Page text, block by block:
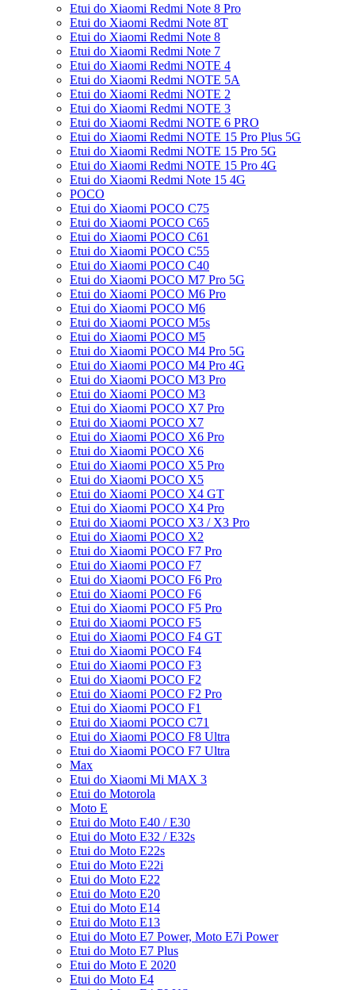
Etui do Xiaomi Redmi Note 8 Pro
Etui do Xiaomi Redmi Note 8T
Etui do Xiaomi Redmi Note 8
Etui do Xiaomi Redmi Note 7
Etui do Xiaomi Redmi NOTE 4
Etui do Xiaomi Redmi NOTE 5A
Etui do Xiaomi Redmi NOTE 2
Etui do Xiaomi Redmi NOTE 3
Etui do Xiaomi Redmi NOTE 6 PRO
Etui do Xiaomi Redmi NOTE 15 Pro Plus 5G
Etui do Xiaomi Redmi NOTE 15 Pro 5G
Etui do Xiaomi Redmi NOTE 15 Pro 4G
Etui do Xiaomi Redmi Note 15 4G
POCO
Etui do Xiaomi POCO C75
Etui do Xiaomi POCO C65
Etui do Xiaomi POCO C61
Etui do Xiaomi POCO C55
Etui do Xiaomi POCO C40
Etui do Xiaomi POCO M7 Pro 5G
Etui do Xiaomi POCO M6 Pro
Etui do Xiaomi POCO M6
Etui do Xiaomi POCO M5s
Etui do Xiaomi POCO M5
Etui do Xiaomi POCO M4 Pro 5G
Etui do Xiaomi POCO M4 Pro 4G
Etui do Xiaomi POCO M3 Pro
Etui do Xiaomi POCO M3
Etui do Xiaomi POCO X7 Pro
Etui do Xiaomi POCO X7
Etui do Xiaomi POCO X6 Pro
Etui do Xiaomi POCO X6
Etui do Xiaomi POCO X5 Pro
Etui do Xiaomi POCO X5
Etui do Xiaomi POCO X4 GT
Etui do Xiaomi POCO X4 Pro
Etui do Xiaomi POCO X3 / X3 Pro
Etui do Xiaomi POCO X2
Etui do Xiaomi POCO F7 Pro
Etui do Xiaomi POCO F7
Etui do Xiaomi POCO F6 Pro
Etui do Xiaomi POCO F6
Etui do Xiaomi POCO F5 Pro
Etui do Xiaomi POCO F5
Etui do Xiaomi POCO F4 GT
Etui do Xiaomi POCO F4
Etui do Xiaomi POCO F3
Etui do Xiaomi POCO F2
Etui do Xiaomi POCO F2 Pro
Etui do Xiaomi POCO F1
Etui do Xiaomi POCO C71
Etui do Xiaomi POCO F8 Ultra
Etui do Xiaomi POCO F7 Ultra
Max
Etui do Xiaomi Mi MAX 3
Etui do Motorola
Moto E
Etui do Moto E40 / E30
Etui do Moto E32 / E32s
Etui do Moto E22s
Etui do Moto E22i
Etui do Moto E22
Etui do Moto E20
Etui do Moto E14
Etui do Moto E13
Etui do Moto E7 Power, Moto E7i Power
Etui do Moto E7 Plus
Etui do Moto E 2020
Etui do Moto E4